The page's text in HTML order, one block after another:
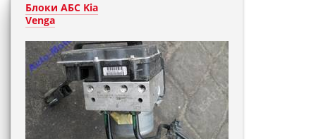
Блоки АБС Kia
Venga